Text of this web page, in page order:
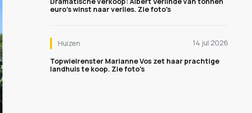
euro's winst naar verlies. Zie foto's
Huizen
14 jul 2026
Topwielrenster Marianne Vos zet haar prachtige
landhuis te koop. Zie foto's